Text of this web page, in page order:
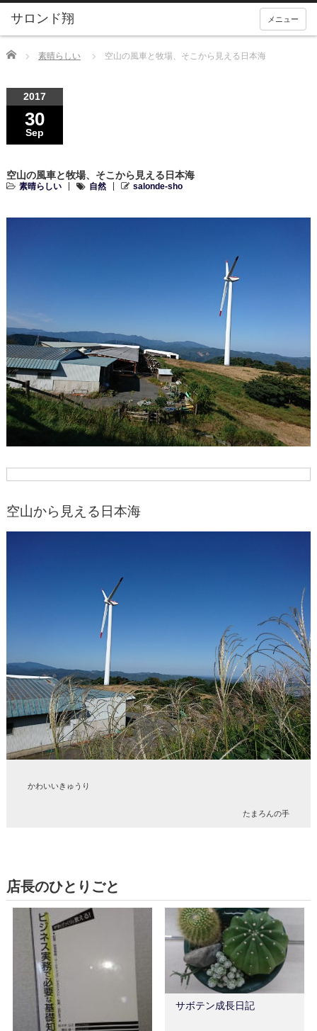
メニュー
Home 素晴らしい 空山の風車と牧場、そこから見える日本海
2017
30
Sep
空山の風車と牧場、そこから見える日本海
素晴らしい 自然 salonde-sho
空山から見える日本海
かわいいきゅうり
たまろんの手
店長のひとりごと
サボテン成長日記